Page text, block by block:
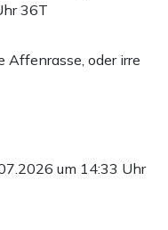
36T
Affenrasse, oder irre
um 14:33 Uhr